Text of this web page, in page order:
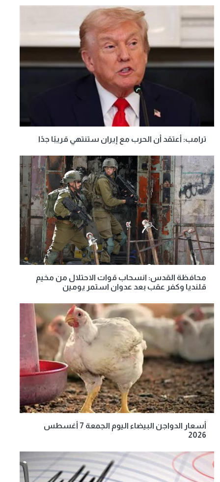
ترامب: أعتقد أن الحرب مع إيران ستنتهي قريبًا جدًا
محافظة القدس: انسحاب قوات الاحتلال من مخيم
قلنديا وكفر عقب بعد عدوان استمر يومين
أسعار الدواجن البيضاء اليوم الجمعة 7 أغسطس
2026